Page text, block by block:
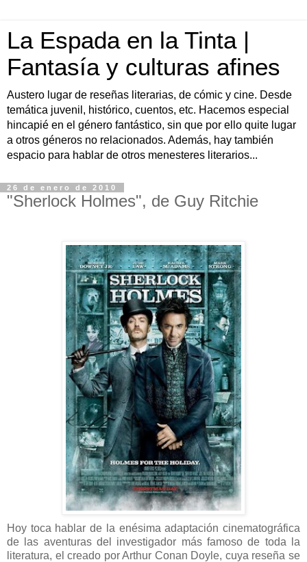
La Espada en la Tinta |
Fantasía y culturas afines
Austero lugar de reseñas literarias, de cómic y cine. Desde
temática juvenil, histórico, cuentos, etc. Hacemos especial
hincapié en el género fantástico, sin que por ello quite lugar
a otros géneros no relacionados. Además, hay también
espacio para hablar de otros menesteres literarios...
26 de enero de 2010
"Sherlock Holmes", de Guy Ritchie
Hoy toca hablar de la enésima adaptación cinematográfica
de las aventuras del investigador más famoso de toda la
literatura, el creado porArthur Conan Doyle, cuya reseña se